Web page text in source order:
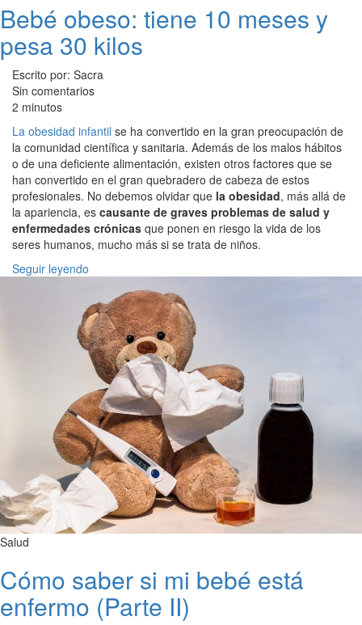
Bebé obeso: tiene 10 meses y
pesa 30 kilos
Escrito por: Sacra
Sin comentarios
2 minutos
La obesidad infantil se ha convertido en la gran preocupación de
la comunidad científica y sanitaria. Además de los malos hábitos
o de una deficiente alimentación, existen otros factores que se
han convertido en el gran quebradero de cabeza de estos
profesionales. No debemos olvidar que la obesidad, más allá de
la apariencia, es causante de graves problemas de salud y
enfermedades crónicas que ponen en riesgo la vida de los
seres humanos, mucho más si se trata de niños.
Seguir leyendo
Salud
Cómo saber si mi bebé está
enfermo (Parte II)